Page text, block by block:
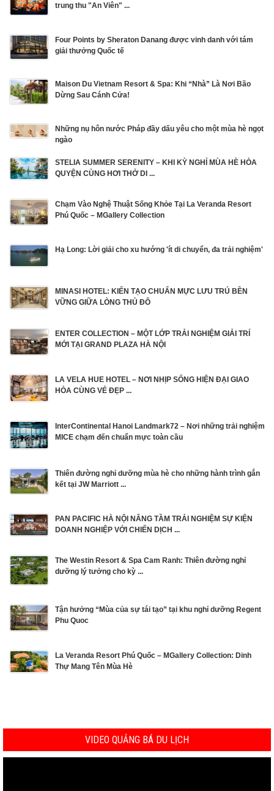
trung thu "An Viên" ...
Four Points by Sheraton Danang được vinh danh với tám
giải thưởng Quốc tế
Maison Du Vietnam Resort & Spa: Khi “Nhà” Là Nơi Bão
Dừng Sau Cánh Cửa!
Những nụ hôn nước Pháp đầy dấu yêu cho một mùa hè ngọt
ngào
STELIA SUMMER SERENITY – KHI KỲ NGHỈ MÙA HÈ HÒA
QUYỆN CÙNG HƠI THỞ DI ...
Chạm Vào Nghệ Thuật Sống Khỏe Tại La Veranda Resort
Phú Quốc – MGallery Collection
Hạ Long: Lời giải cho xu hướng 'ít di chuyển, đa trải nghiệm'
MINASI HOTEL: KIẾN TẠO CHUẨN MỰC LƯU TRÚ BỀN
VỮNG GIỮA LÒNG THỦ ĐÔ
ENTER COLLECTION – MỘT LỚP TRẢI NGHIỆM GIẢI TRÍ
MỚI TẠI GRAND PLAZA HÀ NỘI
LA VELA HUE HOTEL – NƠI NHỊP SỐNG HIỆN ĐẠI GIAO
HÒA CÙNG VẺ ĐẸP ...
InterContinental Hanoi Landmark72 – Nơi những trải nghiệm
MICE chạm đến chuẩn mực toàn cầu
Thiên đường nghỉ dưỡng mùa hè cho những hành trình gắn
kết tại JW Marriott ...
PAN PACIFIC HÀ NỘI NÂNG TẦM TRẢI NGHIỆM SỰ KIỆN
DOANH NGHIỆP VỚI CHIẾN DỊCH ...
The Westin Resort & Spa Cam Ranh: Thiên đường nghỉ
dưỡng lý tưởng cho kỳ ...
Tận hưởng “Mùa của sự tái tạo” tại khu nghỉ dưỡng Regent
Phu Quoc
La Veranda Resort Phú Quốc – MGallery Collection: Dinh
Thự Mang Tên Mùa Hè
VIDEO QUẢNG BÁ DU LỊCH